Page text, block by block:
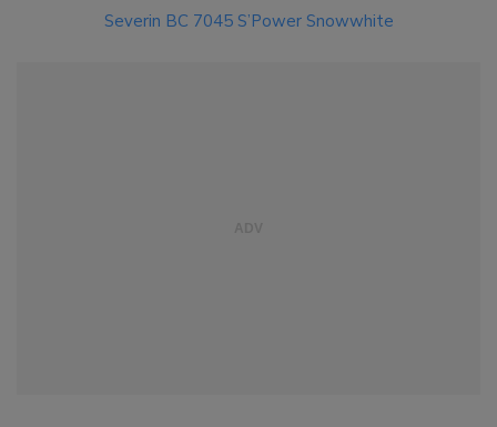
Severin BC 7045 S’Power Snowwhite